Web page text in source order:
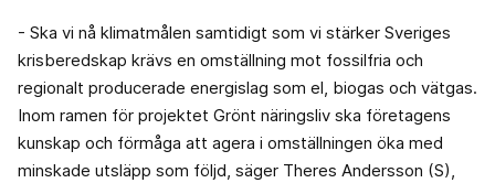
- Ska vi nå klimatmålen samtidigt som vi stärker Sveriges
krisberedskap krävs en omställning mot fossilfria och
regionalt producerade energislag som el, biogas och vätgas.
Inom ramen för projektet Grönt näringsliv ska företagens
kunskap och förmåga att agera i omställningen öka med
minskade utsläpp som följd, säger Theres Andersson (S),